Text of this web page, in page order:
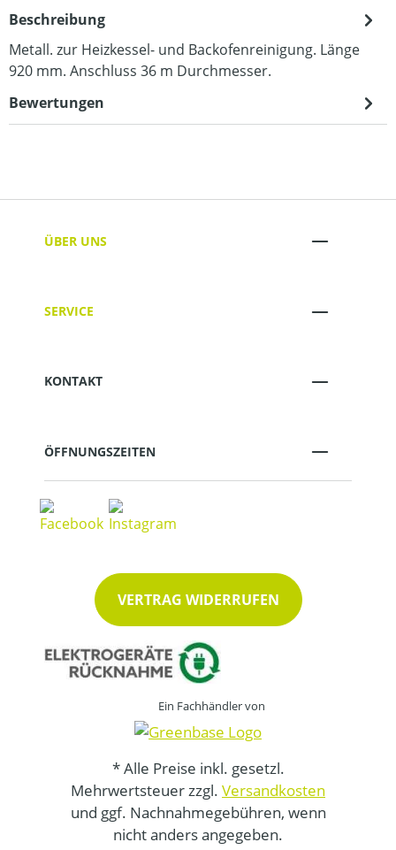
Beschreibung
Metall. zur Heizkessel- und Backofenreinigung. Länge
920 mm. Anschluss 36 m Durchmesser.
Bewertungen
ÜBER UNS
SERVICE
KONTAKT
ÖFFNUNGSZEITEN
VERTRAG WIDERRUFEN
Ein Fachhändler von
* Alle Preise inkl. gesetzl.
Mehrwertsteuer zzgl. Versandkosten
und ggf. Nachnahmegebühren, wenn
nicht anders angegeben.